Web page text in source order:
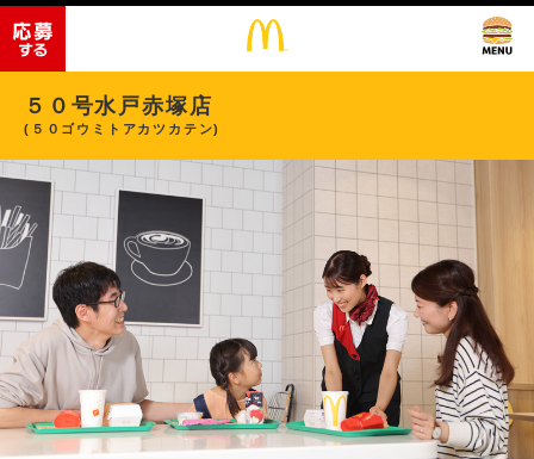
５０号水戸赤塚店
(５０ゴウミトアカツカテン)